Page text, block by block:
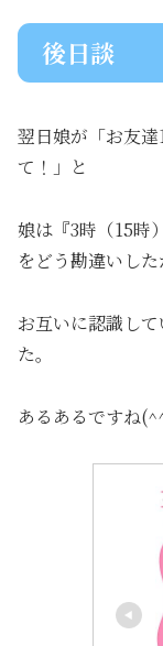
後日談
翌日娘が「お友
て！」と
娘は『3時（15
をどう勘違いし
お互いに認識し
た。
あるあるですね